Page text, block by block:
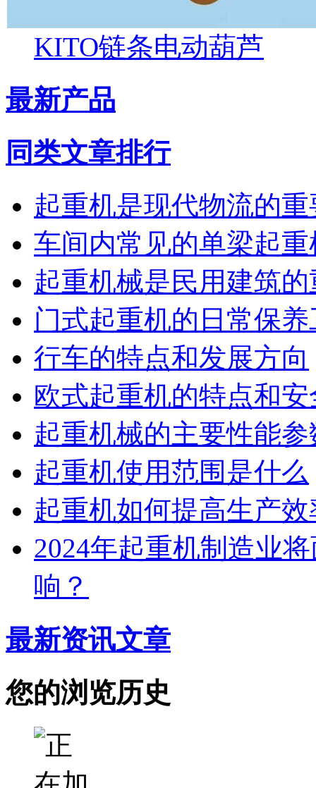
KITO链条电动葫芦
最新产品
同类文章排行
起重机是现代物流的
车间内常见的单梁起重
起重机械是民用建筑
门式起重机的日常保
行车的特点和发展方向
欧式起重机的特点和
起重机械的主要性能
起重机使用范围是什么
起重机如何提高生产效
2024年起重机制造业
响？
最新资讯文章
您的浏览历史